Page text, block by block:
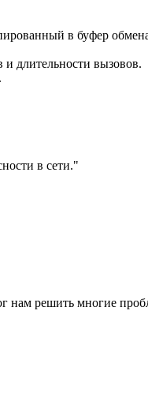
в буфер
и длительности вызовов.
в сети."
решить многие